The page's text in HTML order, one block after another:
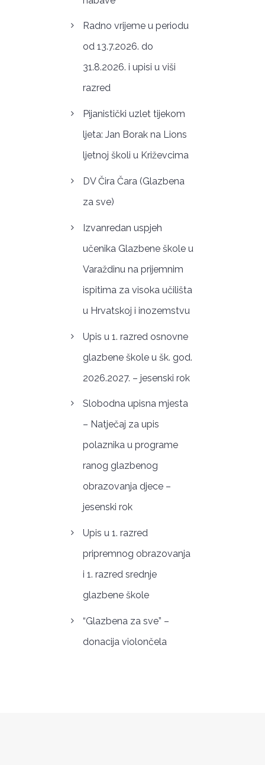
Radno vrijeme u periodu
od 13.7.2026. do
31.8.2026. i upisi u viši
razred
Pijanistički uzlet tijekom
ljeta: Jan Borak na Lions
ljetnoj školi u Križevcima
DV Čira Čara (Glazbena
za sve)
Izvanredan uspjeh
učenika Glazbene škole u
Varaždinu na prijemnim
ispitima za visoka učilišta
u Hrvatskoj i inozemstvu
Upis u 1. razred osnovne
glazbene škole u šk. god.
2026.2027. – jesenski rok
Slobodna upisna mjesta
– Natječaj za upis
polaznika u programe
ranog glazbenog
obrazovanja djece –
jesenski rok
Upis u 1. razred
pripremnog obrazovanja
i 1. razred srednje
glazbene škole
“Glazbena za sve” –
donacija violončela